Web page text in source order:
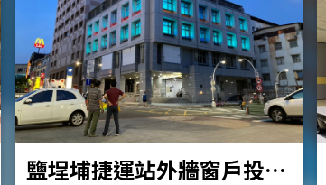
鹽埕埔捷運站外牆窗戶投影